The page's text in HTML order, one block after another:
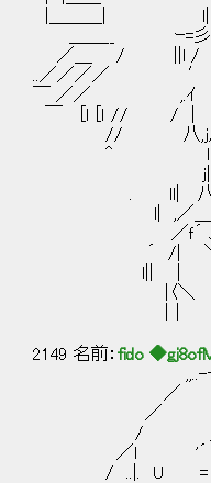
|＿＿＿|
＿＿__ ｰ=彡
／＿ / ||l /
..／／／／ ′ / /|
￣ ／／ ,.ｲ
￣ [ｌ [ｌ // / |
// 八,j从
^ l il＼
j| 八 V
. ll| 八
l| ,／＿ヽ 〕
／ｆ´ 、 ﾚ
´ /| ＼ⅰ |
l|| | | |'/,
|〈＼ :| |'/l {
|｜ | |
2149 名前： fido
,,..-――-
／
／
/ ＿__)
／l '´
/ ..|. U =≡= ==''